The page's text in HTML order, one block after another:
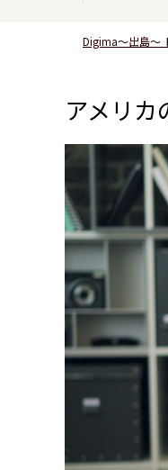
Digima～出島～
アメリ